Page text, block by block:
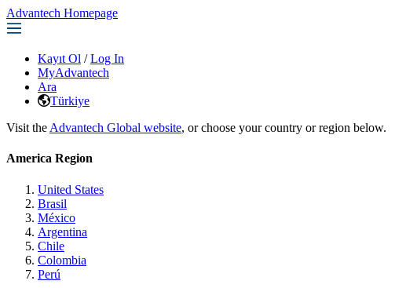
Advantech Homepage
Kayıt Ol / Log In
MyAdvantech
Ara
Türkiye
Visit the Advantech Global website, or choose your country or region below.
America Region
United States
Brasil
México
Argentina
Chile
Colombia
Perú